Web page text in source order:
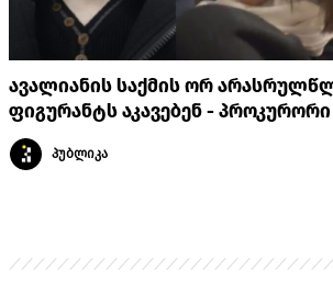
ავალიანის საქმის ორ
ფიგურანტს აკავებენ -
პუბლიკა